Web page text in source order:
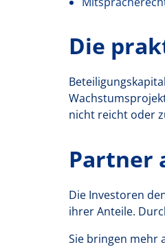
Die
nicht reicht oder
Partner
Die Investoren
ihrer Anteile.
Sie bringen mehr